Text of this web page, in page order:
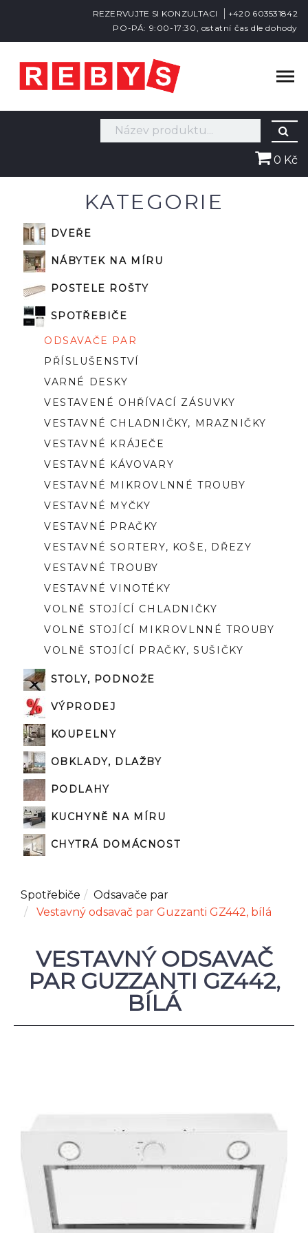
REZERVUJTE SI KONZULTACI
+420 603531842
PO-PÁ: 9:00-17:30, ostatní čas dle dohody
0 Kč
KATEGORIE
DVEŘE
NÁBYTEK NA MÍRU
POSTELE ROŠTY
SPOTŘEBIČE
ODSAVAČE PAR
PŘÍSLUŠENSTVÍ
VARNÉ DESKY
VESTAVENÉ OHŘÍVACÍ ZÁSUVKY
VESTAVNÉ CHLADNIČKY, MRAZNIČKY
VESTAVNÉ KRÁJEČE
VESTAVNÉ KÁVOVARY
VESTAVNÉ MIKROVLNNÉ TROUBY
VESTAVNÉ MYČKY
VESTAVNÉ PRAČKY
VESTAVNÉ SORTERY, KOŠE, DŘEZY
VESTAVNÉ TROUBY
VESTAVNÉ VINOTÉKY
VOLNĚ STOJÍCÍ CHLADNIČKY
VOLNĚ STOJÍCÍ MIKROVLNNÉ TROUBY
VOLNĚ STOJÍCÍ PRAČKY, SUŠIČKY
STOLY, PODNOŽE
VÝPRODEJ
KOUPELNY
OBKLADY, DLAŽBY
PODLAHY
KUCHYNĚ NA MÍRU
CHYTRÁ DOMÁCNOST
Spotřebiče
Odsavače par
Vestavný odsavač par Guzzanti GZ442, bílá
VESTAVNÝ ODSAVAČ
PAR GUZZANTI GZ442,
BÍLÁ